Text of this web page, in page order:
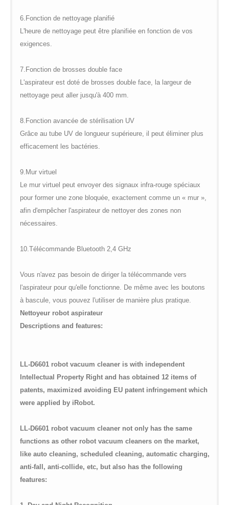
6. Fonction de nettoyage planifié
L'heure de nettoyage peut être planifiée en fonction de vos
exigences.
7. Fonction de brosses double face
L'aspirateur est doté de brosses double face, la largeur de
nettoyage peut aller jusqu'à 400 mm.
8. Fonction avancée de stérilisation UV
Grâce au tube UV de longueur supérieure, il peut éliminer plus
efficacement les bactéries.
9. Mur virtuel
Le mur virtuel peut envoyer des signaux infra-rouge spéciaux
pour former une zone bloquée, exactement comme un « mur »,
afin d'empêcher l'aspirateur de nettoyer des zones non
nécessaires.
10.Télécommande Bluetooth 2,4 GHz
Vous n'avez pas besoin de diriger la télécommande vers
l'aspirateur pour qu'elle fonctionne. De même avec les boutons
à bascule, vous pouvez l'utiliser de manière plus pratique.
Nettoyeur robot aspirateur
Descriptions and features:
LL-D6601 robot vacuum cleaner is with independent
Intellectual Property Right and has obtained 12 items of
patents, maximized avoiding EU patent infringement which
were applied by iRobot.
LL-D6601 robot vacuum cleaner not only has the same
functions as other robot vacuum cleaners on the market,
like auto cleaning, scheduled cleaning, automatic charging,
anti-fall, anti-collide, etc, but also has the following
features: